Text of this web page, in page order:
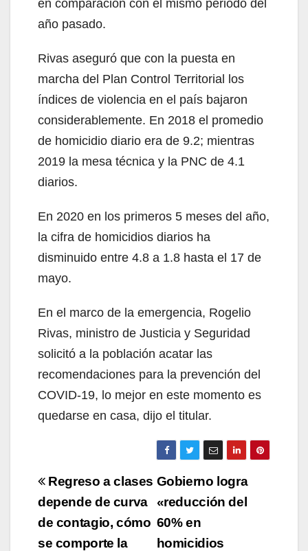
en comparación con el mismo periodo del
año pasado.
Rivas aseguró que con la puesta en
marcha del Plan Control Territorial los
índices de violencia en el país bajaron
considerablemente. En 2018 el promedio
de homicidio diario era de 9.2; mientras
2019 la mesa técnica y la PNC de 4.1
diarios.
En 2020 en los primeros 5 meses del año,
la cifra de homicidios diarios ha
disminuido entre 4.8 a 1.8 hasta el 17 de
mayo.
En el marco de la emergencia, Rogelio
Rivas, ministro de Justicia y Seguridad
solicitó a la población acatar las
recomendaciones para la prevención del
COVID-19, lo mejor en este momento es
quedarse en casa, dijo el titular.
Navegación
de
entradas
Gobierno logra
«reducción del
60% en
homicidios
Regreso a clases
depende de curva
de contagio, cómo
se comporte la